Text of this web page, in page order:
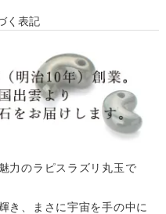
く表記
力のラピスラズリ丸玉で
き、まさに宇宙を手の中に